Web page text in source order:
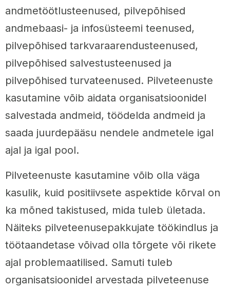
andmetöötlusteenused, pilvepõhised
andmebaasi- ja infosüsteemi teenused,
pilvepõhised tarkvaraarendusteenused,
pilvepõhised salvestusteenused ja
pilvepõhised turvateenused. Pilveteenuste
kasutamine võib aidata organisatsioonidel
salvestada andmeid, töödelda andmeid ja
saada juurdepääsu nendele andmetele igal
ajal ja igal pool.
Pilveteenuste kasutamine võib olla väga
kasulik, kuid positiivsete aspektide kõrval on
ka mõned takistused, mida tuleb ületada.
Näiteks pilveteenusepakkujate töökindlus ja
töötaandetase võivad olla tõrgete või rikete
ajal problemaatilised. Samuti tuleb
organisatsioonidel arvestada pilveteenuse